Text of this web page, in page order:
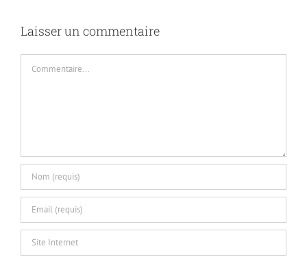
Laisser un commentaire